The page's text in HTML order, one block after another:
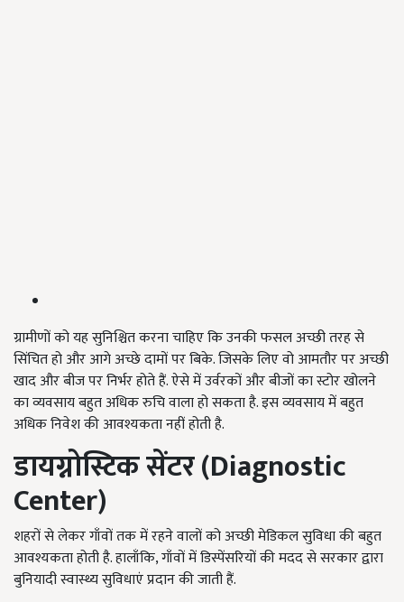
ग्रामीणों को यह सुनिश्चित करना चाहिए कि उनकी फसल अच्छी तरह से
सिंचित हो और आगे अच्छे दामों पर बिके. जिसके लिए वो आमतौर पर अच्छी
खाद और बीज पर निर्भर होते हैं. ऐसे में उर्वरकों और बीजों का स्टोर खोलने
का व्यवसाय बहुत अधिक रुचि वाला हो सकता है. इस व्यवसाय में बहुत
अधिक निवेश की आवश्यकता नहीं होती है.
डायग्नोस्टिक सेंटर (Diagnostic
Center)
शहरों से लेकर गाँवों तक में रहने वालों को अच्छी मेडिकल सुविधा की बहुत
आवश्यकता होती है. हालाँकि, गाँवों में डिस्पेंसरियों की मदद से सरकार द्वारा
बुनियादी स्वास्थ्य सुविधाएं प्रदान की जाती हैं.